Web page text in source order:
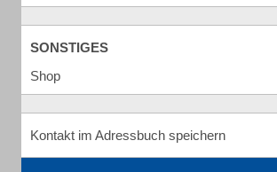
SONSTIGES
Shop
Kontakt im Adressbuch speichern